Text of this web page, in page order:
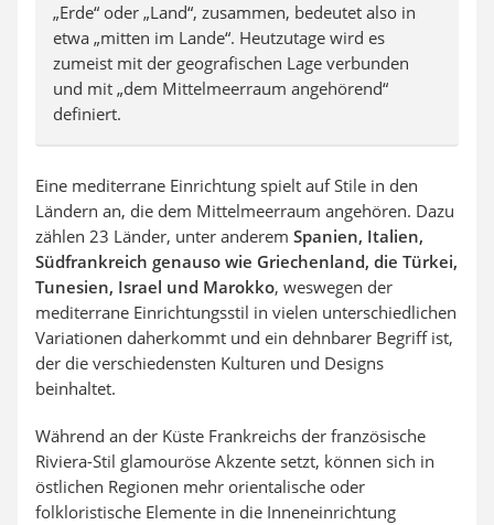
„Erde“ oder „Land“, zusammen, bedeutet also in
etwa „mitten im Lande“. Heutzutage wird es
zumeist mit der geografischen Lage verbunden
und mit „dem Mittelmeerraum angehörend“
definiert.
Eine mediterrane Einrichtung spielt auf Stile in den
Ländern an, die dem Mittelmeerraum angehören. Dazu
zählen 23 Länder, unter anderem Spanien, Italien,
Südfrankreich genauso wie Griechenland, die Türkei,
Tunesien, Israel und Marokko, weswegen der
mediterrane Einrichtungsstil in vielen unterschiedlichen
Variationen daherkommt und ein dehnbarer Begriff ist,
der die verschiedensten Kulturen und Designs
beinhaltet.
Während an der Küste Frankreichs der französische
Riviera-Stil glamouröse Akzente setzt, können sich in
östlichen Regionen mehr orientalische oder
folkloristische Elemente in die Inneneinrichtung